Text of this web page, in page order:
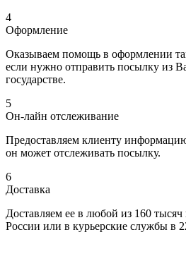
4
Оформление
Оказываем помощь в оформлении
если нужно отправить посылку из
государстве.
5
Он-лайн отслеживание
Предоставляем клиенту
он может отслеживать посылку.
6
Доставка
Доставляем ее в любой из 160
России или в курьерские службы в